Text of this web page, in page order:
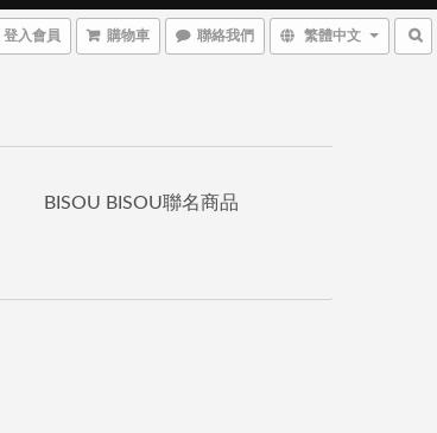
登入會員 購物車 聯絡我們 繁體中文
BISOU BISOU聯名商品